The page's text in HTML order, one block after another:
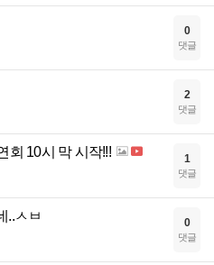
0
댓글
2
댓글
회 10시 막 시작!!! 1
댓글
..ㅅㅂ 0
댓글